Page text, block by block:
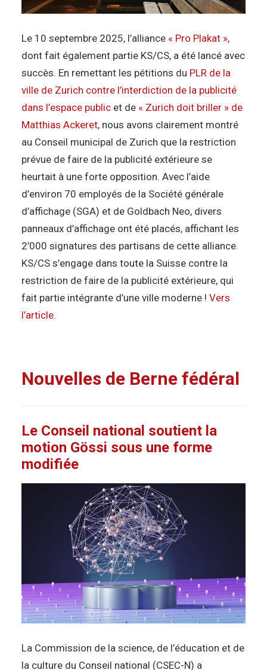
Le 10 septembre 2025, l’alliance « Pro Plakat »,
dont fait également partie KS/CS, a été lancé avec
succès. En remettant les pétitions du PLR de la
ville de Zurich contre l’interdiction de la publicité
dans l’espace public et de « Zurich doit briller » de
Matthias Ackeret, nous avons clairement montré
au Conseil municipal de Zurich que la restriction
prévue de faire de la publicité extérieure se
heurtait à une forte opposition. Avec l’aide
d’environ 70 employés de la Société générale
d’affichage (SGA) et de Goldbach Neo, divers
panneaux d’affichage ont été placés, affichant les
2’000 signatures des partisans de cette alliance.
KS/CS s’engage dans toute la Suisse contre la
restriction de faire de la publicité extérieure, qui
fait partie intégrante d’une ville moderne ! Vers
l’article.
Nouvelles de Berne fédéral
Le Conseil national soutient la
motion Gössi sous une forme
modifiée
La Commission de la science, de l’éducation et de
la culture du Conseil national (CSEC-N) a